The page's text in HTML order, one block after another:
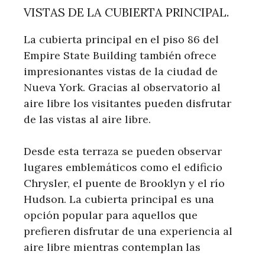
VISTAS DE LA CUBIERTA PRINCIPAL.
La cubierta principal en el piso 86 del
Empire State Building también ofrece
impresionantes vistas de la ciudad de
Nueva York. Gracias al observatorio al
aire libre los visitantes pueden disfrutar
de las vistas al aire libre.
Desde esta terraza se pueden observar
lugares emblemáticos como el edificio
Chrysler, el puente de Brooklyn y el río
Hudson. La cubierta principal es una
opción popular para aquellos que
prefieren disfrutar de una experiencia al
aire libre mientras contemplan las